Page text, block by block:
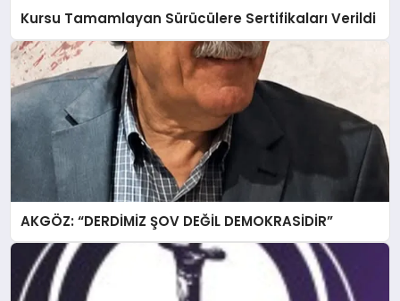
Kursu Tamamlayan Sürücülere Sertifikaları Verildi
AKGÖZ: “DERDİMİZ ŞOV DEĞİL DEMOKRASİDİR”